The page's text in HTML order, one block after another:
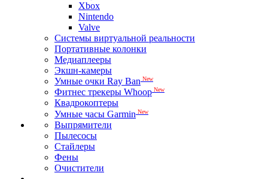
Xbox
Nintendo
Valve
Системы виртуальной реальности
Портативные колонки
Медиаплееры
Экшн-камеры
Умные очки Ray Ban New
Фитнес трекеры Whoop New
Квадрокоптеры
Умные часы Garmin New
Выпрямители
Пылесосы
Стайлеры
Фены
Очистители